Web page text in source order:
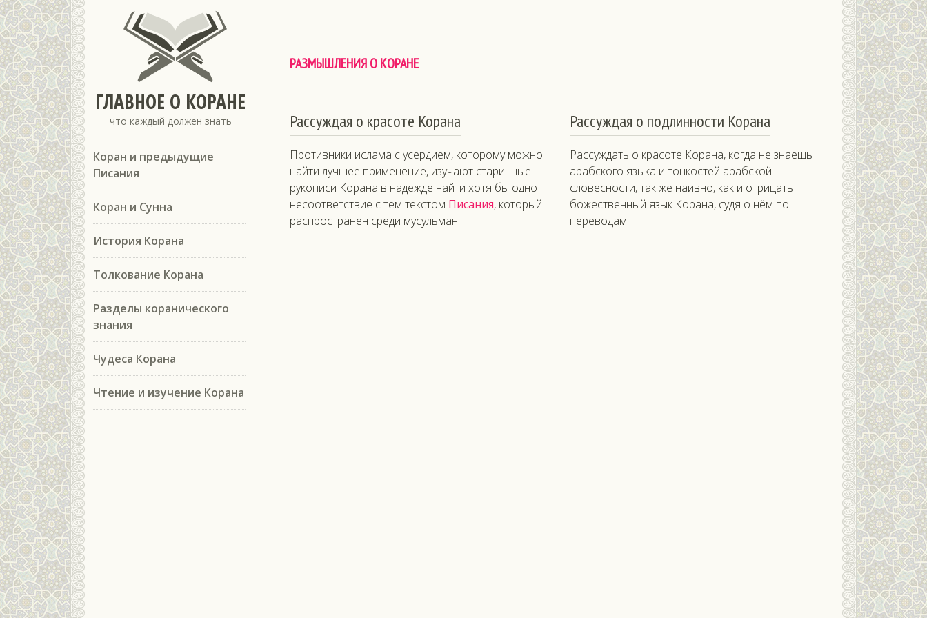
ГЛАВНОЕ О КОРАНЕ
что каждый должен знать
Коран и предыдущие
Писания
Коран и Сунна
История Корана
Толкование Корана
Разделы коранического
знания
Чудеса Корана
Чтение и изучение Корана
РАЗМЫШЛЕНИЯ О КОРАНЕ
Рассуждая о красоте Корана
Противники ислама с усердием, которому можно
найти лучшее применение, изучают старинные
рукописи Корана в надежде найти хотя бы одно
несоответствие с тем текстом Писания, который
распространён среди мусульман.
Рассуждая о подлинности Корана
Рассуждать о красоте Корана, когда не знаешь
арабского языка и тонкостей арабской
словесности, так же наивно, как и отрицать
божественный язык Корана, судя о нём по
переводам.